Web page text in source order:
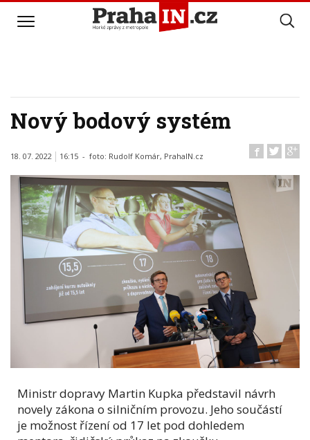
Nový bodový systém
18. 07. 2022 16:15 - foto: Rudolf Komár, PrahaIN.cz
Ministr dopravy Martin Kupka představil návrh
novely zákona o silničním provozu. Jeho součástí
je možnost řízení od 17 let pod dohledem